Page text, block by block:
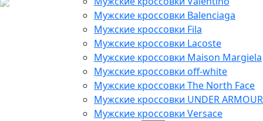
Мужские кроссовки Balenciaga
Мужские кроссовки Fila
Мужские кроссовки Lacoste
Мужские кроссовки Maison Margiela
Мужские кроссовки off-white
Мужские кроссовки The North Face
Мужские кроссовки UNDER ARMOUR
Мужские кроссовки Versace